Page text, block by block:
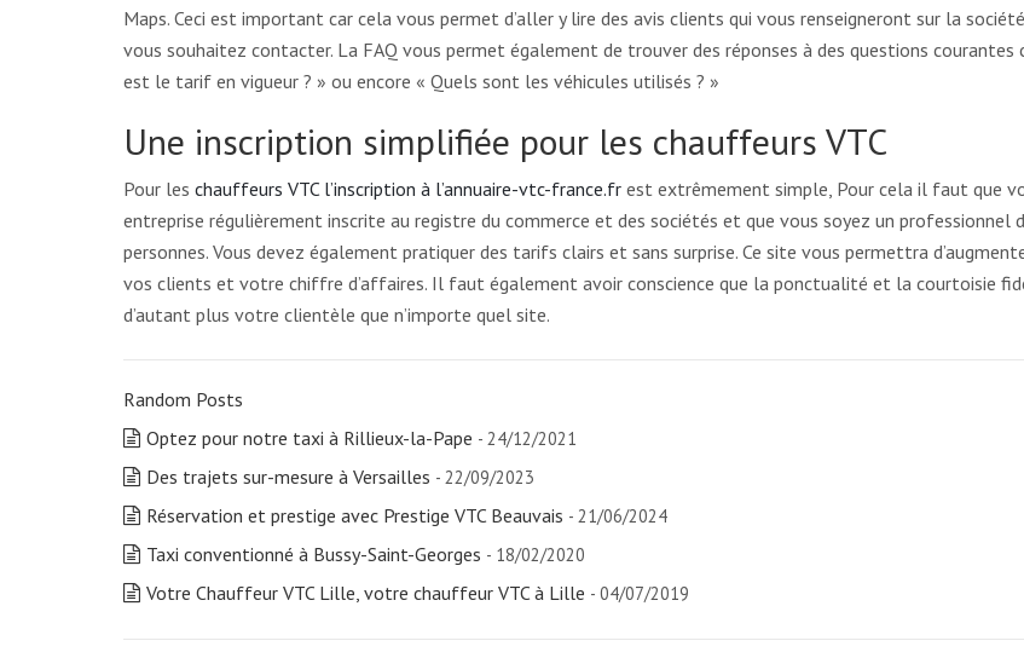
Maps. Ceci est important car cela vous permet d’aller y lire des avis clients qui vous renseigneront sur la société
vous souhaitez contacter. La FAQ vous permet également de trouver des réponses à des questions courantes
est le tarif en vigueur ? » ou encore « Quels sont les véhicules utilisés ? »
Une inscription simplifiée pour les chauffeurs VTC
Pour les chauffeurs VTC l’inscription à l’annuaire-vtc-france.fr est extrêmement simple, Pour cela il faut que
entreprise régulièrement inscrite au registre du commerce et des sociétés et que vous soyez un professionnel
personnes. Vous devez également pratiquer des tarifs clairs et sans surprise. Ce site vous permettra
vos clients et votre chiffre d’affaires. Il faut également avoir conscience que la ponctualité et la courtoisie
d’autant plus votre clientèle que n’importe quel site.
Random Posts
Optez pour notre taxi à Rillieux-la-Pape - 24/12/2021
Des trajets sur-mesure à Versailles - 22/09/2023
Réservation et prestige avec Prestige VTC Beauvais - 21/06/2024
Taxi conventionné à Bussy-Saint-Georges - 18/02/2020
Votre Chauffeur VTC Lille, votre chauffeur VTC à Lille - 04/07/2019